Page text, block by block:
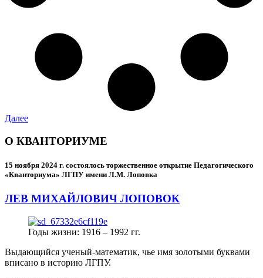
Далее
О КВАНТОРИУМЕ
15 ноября 2024 г. состоялось торжественное открытие Педагогического
«Кванториума» ЛГПУ имени Л.М. Лоповка
ЛЕВ МИХАЙЛОВИЧ ЛОПОВОК
Годы жизни: 1916 – 1992 гг.
Выдающийся ученый-математик, чье имя золотыми буквами
вписано в историю ЛГПУ.